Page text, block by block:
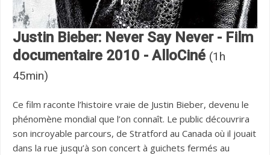
Justin Bieber: Never Say Never - Film
documentaire 2010 - AlloCiné (1h
45min)
Ce film raconte l’histoire vraie de Justin Bieber, devenu le
phénomène mondial que l’on connaît. Le public découvrira
son incroyable parcours, de Stratford au Canada où il jouait
dans la rue jusqu’à son concert à guichets fermés au